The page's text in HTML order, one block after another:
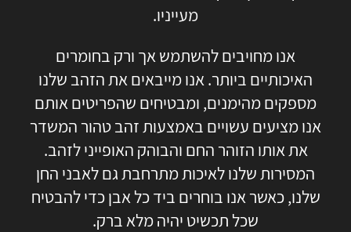
מעייניו.
אנו מחויבים להשתמש אך ורק בחומרים
האיכותיים ביותר. אנו מייבאים את הזהב שלנו
מספקים מהימנים, ומבטיחים שהפריטים אותם
אנו מציעים עשויים באמצעות זהב טהור המשדר
את אותו הזוהר החם והבוהק האופייני לזהב.
המסירות שלנו לאיכות מתרחבת גם לאבני החן
שלנו, כאשר אנו בוחרים ביד כל אבן כדי להבטיח
שכל תכשיט יהיה מלא ברק.